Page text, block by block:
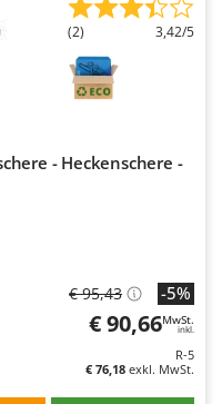
(2) 3,42/5
- Heckenschere -
€ 95,43 -5%
€ 90,66MwSt.
inkl.
R-5
€ 76,18 exkl. MwSt.